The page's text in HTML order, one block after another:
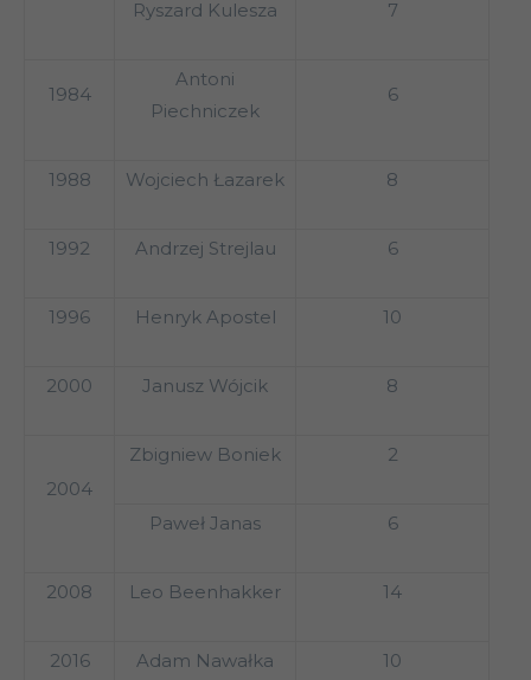
Ryszard Kulesza 7
1984
Antoni
Piechniczek
6
1988 Wojciech Łazarek 8
1992 Andrzej Strejlau 6
1996 Henryk Apostel 10
2000 Janusz Wójcik 8
2004
Zbigniew Boniek 2
Paweł Janas 6
2008 Leo Beenhakker 14
2016 Adam Nawałka 10